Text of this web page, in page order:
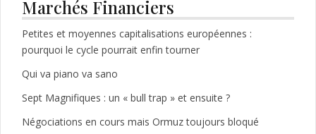
Marchés Financiers
Petites et moyennes capitalisations européennes :
pourquoi le cycle pourrait enfin tourner
Qui va piano va sano
Sept Magnifiques : un « bull trap » et ensuite ?
Négociations en cours mais Ormuz toujours bloqué